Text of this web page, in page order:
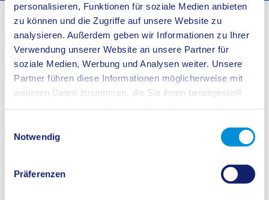
personalisieren, Funktionen für soziale Medien anbieten
zu können und die Zugriffe auf unsere Website zu
analysieren. Außerdem geben wir Informationen zu Ihrer
Verwendung unserer Website an unsere Partner für
soziale Medien, Werbung und Analysen weiter. Unsere
Partner führen diese Informationen möglicherweise mit
weiteren Daten zusammen, die Sie ihnen bereitgestellt
Notwendig
Präferenzen
Startseite Buergerservice Bürgerservice
Kraftfahrzeugsteuer (neuer Ansprechpartner)
Zoll übernimmt die Verwaltung der Kraftfahrzeugsteuer
Am 14.02.2014 wurde im Bereich der Zulassungsbehörde Recklinghausen die
Verwaltung der Kraftfahrzeugsteuer, die bisher von den Finanzämtern
durchgeführt wurde, von der Zollverwaltung übernommen.
Bitte wenden Sie sich bei Fragen zur Kraftfahrzeugsteuer an die Zentrale
Auskunft:
Telefon: 0351 / 44834-550